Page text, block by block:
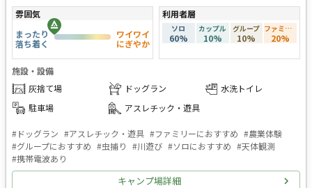
雰囲気
まったり
落ち着く
ワイワイ
にぎやか
利用者層
ソロ
60%
カップル
10%
グループ
10%
ファミリー
20%
施設・設備
灰捨て場
ドッグラン
水洗トイレ
駐車場
アスレチック・遊具
#ドッグラン #アスレチック・遊具 #ファミリーにおすすめ #農業体験
#グループにおすすめ #虫捕り #川遊び #ソロにおすすめ #天体観測
#携帯電波あり
キャンプ場詳細